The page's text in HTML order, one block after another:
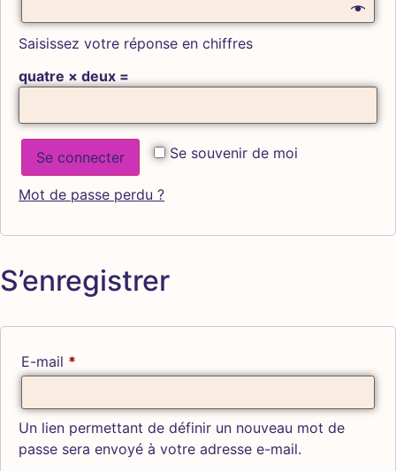
Saisissez votre réponse en chiffres
quatre × deux =
Se souvenir de moi
Se connecter
Mot de passe perdu ?
S’enregistrer
E-mail *
Un lien permettant de définir un nouveau mot de
passe sera envoyé à votre adresse e-mail.